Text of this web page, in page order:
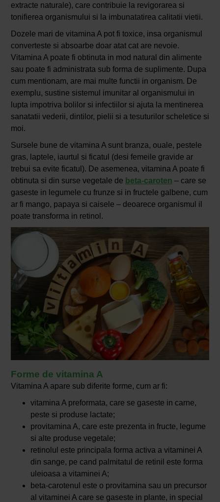
extracte naturale), care contribuie la revigorarea si
tonifierea organismului si la imbunatatirea calitatii vietii.
Dozele mari de vitamina A pot fi toxice, insa organismul
converteste si absoarbe doar atat cat are nevoie.
Vitamina A poate fi obtinuta in mod natural din alimente
sau poate fi administrata sub forma de suplimente. Dupa
cum mentionam, are mai multe functii in organism. De
exemplu, sustine sistemul imunitar al organismului in
lupta impotriva bolilor si infectiilor si ajuta la mentinerea
sanatatii vederii, dintilor, pielii si a tesuturilor scheletice si
moi.
Sursele bune de vitamina A sunt branza, ouale, pestele
gras, laptele, iaurtul si ficatul (desi femeile gravide ar
trebui sa evite ficatul). De asemenea, vitamina A poate fi
obtinuta si din surse vegetale de beta-caroten – care se
gaseste in legumele cu frunze si in fructele galbene, cum
ar fi mango, papaya si caisele – deoarece organismul il
poate transforma in retinol.
Forme de vitamina A
Vitamina A apare sub diferite forme, cum ar fi:
vitamina A preformata, care se gaseste in carne,
peste si produse lactate;
provitamina A, care este prezenta in fructe, legume
si alte produse vegetale;
retinolul este principala forma activa a vitaminei A
din sange, pe cand palmitatul de retinil este forma
uleioasa a vitaminei A;
beta-carotenul este o provitamina sau un precursor
al vitaminei A care se gaseste in plante, in special